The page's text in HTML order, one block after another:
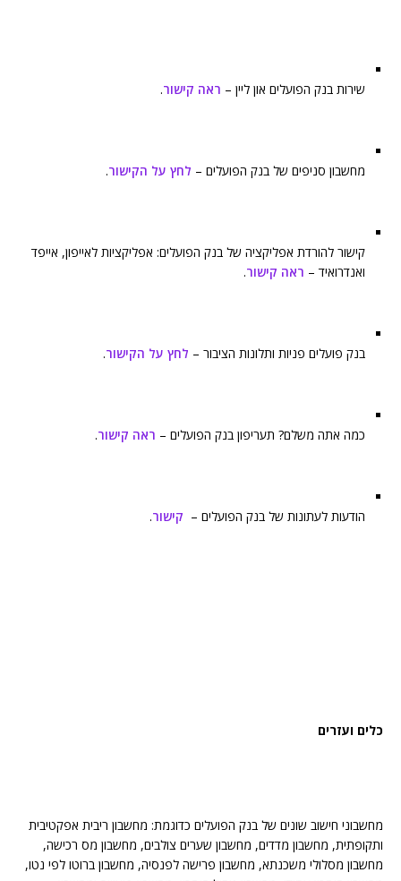
שירות בנק הפועלים און ליין – ראה קישור.
מחשבון סניפים של בנק הפועלים – לחץ על הקישור.
קישור להורדת אפליקציה של בנק הפועלים: אפליקציות לאייפון, אייפד
ואנדרואיד – ראה קישור.
בנק פועלים פניות ותלונות הציבור – לחץ על הקישור.
כמה אתה משלם? תעריפון בנק הפועלים – ראה קישור.
הודעות לעתונות של בנק הפועלים – קישור.
כלים ועזרים
מחשבוני חישוב שונים של בנק הפועלים כדוגמת: מחשבון ריבית אפקטיבית
ותקופתית, מחשבון מדדים, מחשבון שערים צולבים, מחשבון מס רכישה,
מחשבון מסלולי משכנתא, מחשבון פרישה לפנסיה, מחשבון ברוטו לפי נטו,